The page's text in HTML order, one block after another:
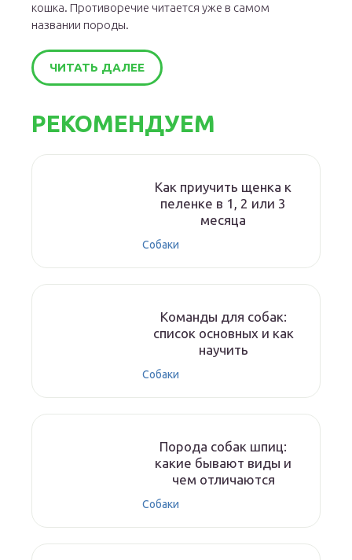
кошка. Противоречие читается уже в самом
названии породы.
ЧИТАТЬ ДАЛЕЕ
РЕКОМЕНДУЕМ
Как приучить щенка к
пеленке в 1, 2 или 3
месяца
Собаки
Команды для собак:
список основных и как
научить
Собаки
Порода собак шпиц:
какие бывают виды и
чем отличаются
Собаки